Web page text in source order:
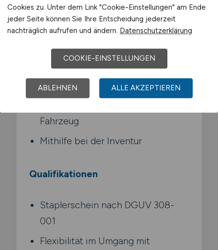
Staplertypen je nach Einsatz
Umschlag von Waren im gesamten
Lagerbereich
Unterstützung bei Wareneingang
und Warenausgang
Fahrzeug
Mithilfe bei der Inventur
Qualifikationen
Staplerschein nach DGUV 308-
001
Flexibilität im Umgang mit
Cookies zu. Unter dem Link "Cookie-Einstellungen" am Ende
jeder Seite können Sie Ihre Entscheidung jederzeit
nachträglich aufrufen und ändern. Datenschutzerklärung
COOKIE-EINSTELLUNGEN
ABLEHNEN ALLE AKZEPTIEREN